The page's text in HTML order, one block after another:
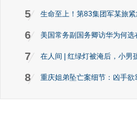
5 生命至上！第83集团军某旅
6 美国常务副国务卿访华为何
7 在人间 | 红绿灯被淹后，小男
8 重庆姐弟坠亡案细节：凶手